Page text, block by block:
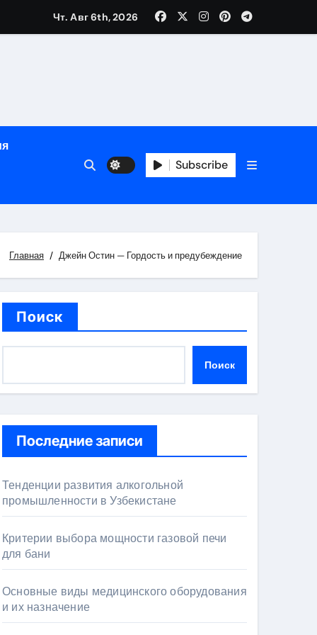
подход и лицензированные врачи
день
Чт. Авг 6th, 2026
Subscribe
Главная Джейн Остин — Гордость и предубеждение
Поиск
Поиск
Последние записи
Тенденции развития алкогольной
промышленности в Узбекистане
Критерии выбора мощности газовой печи
для бани
Основные виды медицинского оборудования
и их назначение